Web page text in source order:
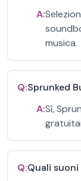
A:
musica.
Q:Sprunked
A:Sì,
Q:Quali